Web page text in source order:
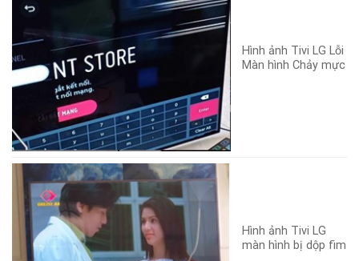
Hình ảnh Tivi LG Lỗi
Màn hình Chảy mực
Hình ảnh Tivi LG
màn hình bị dộp fim